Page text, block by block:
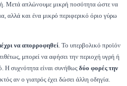
Μετά απλώνουμε μικρή ποσότητα ώστε να
αλλά και ένα μικρό περιφερικό όριο γύρω
να απορροφηθεί. Το υπερβολικό προϊόν
μπορεί να αφήσει την περιοχή υγρή ή
Η συχνότητα είναι συνήθως δύο φορές την
αν ο γιατρός έχει δώσει άλλη οδηγία.